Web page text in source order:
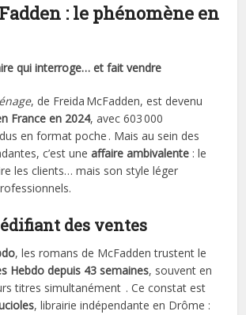
: le phénomène en
qui interroge… et fait vendre
, de Freida McFadden, est devenu
France en 2024, avec 603 000
en format poche . Mais au sein des
c’est uneaffaire ambivalente : le
les clients… mais son style léger
des ventes
, les romans de McFadden trustent le
Hebdo depuis 43 semaines, souvent en
titres simultanément . Ce constat est
, librairie indépendante en Drôme :